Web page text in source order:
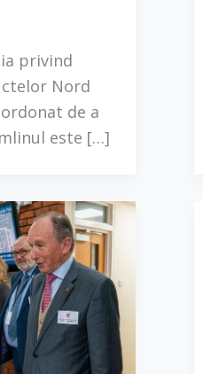
privind
Nord
de a
este […]